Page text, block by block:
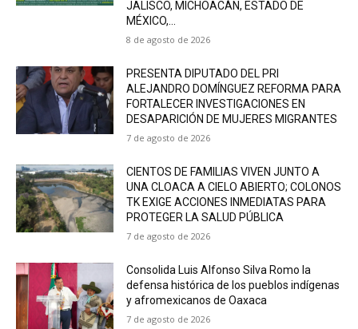
JALISCO, MICHOACÁN, ESTADO DE
MÉXICO,...
8 de agosto de 2026
PRESENTA DIPUTADO DEL PRI
ALEJANDRO DOMÍNGUEZ REFORMA PARA
FORTALECER INVESTIGACIONES EN
DESAPARICIÓN DE MUJERES MIGRANTES
7 de agosto de 2026
CIENTOS DE FAMILIAS VIVEN JUNTO A
UNA CLOACA A CIELO ABIERTO; COLONOS
TK EXIGE ACCIONES INMEDIATAS PARA
PROTEGER LA SALUD PÚBLICA
7 de agosto de 2026
Consolida Luis Alfonso Silva Romo la
defensa histórica de los pueblos indígenas
y afromexicanos de Oaxaca
7 de agosto de 2026